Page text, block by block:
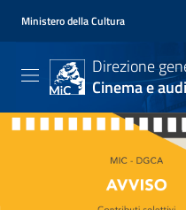
Ministero della Cultura
Homepage
Direzione
Cinema e